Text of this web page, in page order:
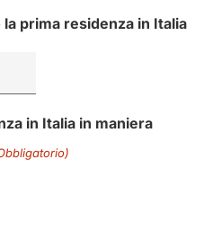
prima residenza in Italia
in Italia in maniera